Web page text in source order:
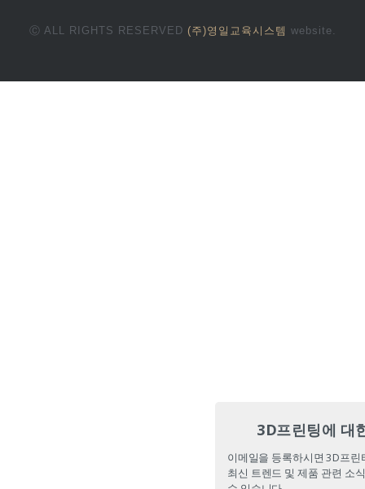
Ⓒ ALL RIGHTS RESERVED (주)영일교육시스템 website.
3D프린팅에 대
이메일을 등록하시면 3D프
최신 트렌드 및 제품 관련 소